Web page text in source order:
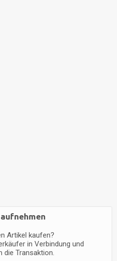
Artikel kaufen?
in Verbindung und
die Transaktion.